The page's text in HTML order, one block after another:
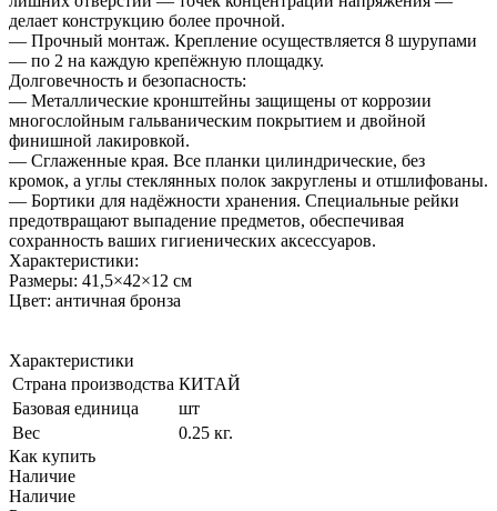
делает конструкцию более прочной.
— Прочный монтаж. Крепление осуществляется 8 шурупами
— по 2 на каждую крепёжную площадку.
Долговечность и безопасность:
— Металлические кронштейны защищены от коррозии
многослойным гальваническим покрытием и двойной
финишной лакировкой.
— Сглаженные края. Все планки цилиндрические, без
кромок, а углы стеклянных полок закруглены и отшлифованы.
— Бортики для надёжности хранения. Специальные рейки
предотвращают выпадение предметов, обеспечивая
сохранность ваших гигиенических аксессуаров.
Характеристики:
Размеры: 41,5×42×12 см
Цвет: античная бронза
Характеристики
Страна производства КИТАЙ
Базовая единица
шт
Вес
0.25 кг.
Как купить
Наличие
Наличие